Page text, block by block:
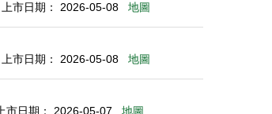
上市日期： 2026-05-08 地圖
上市日期： 2026-05-08 地圖
上市日期： 2026-05-07 地圖